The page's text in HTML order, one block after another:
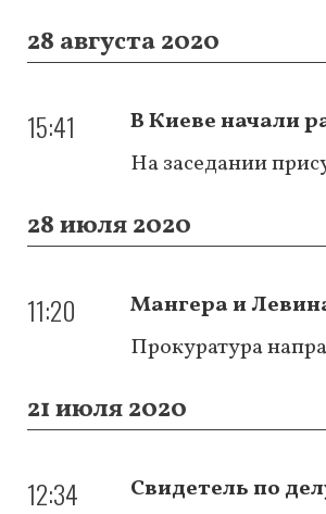
28 августа 2020
15:41
В Киеве начали
На заседании
28 июля 2020
11:20
Мангера и
Прокуратура
21 июля 2020
12:34
Свидетель по